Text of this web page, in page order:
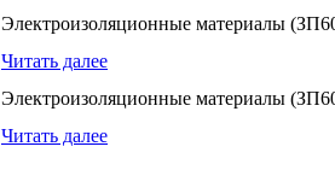
Электроизоляционные материалы
Читать далее
Электроизоляционные материалы
Читать далее